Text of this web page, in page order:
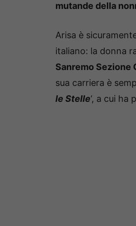
mutande della
Arisa è
italiano: la donna
Sanremo Sezione
sua carriera è
le Stelle‘, a cui